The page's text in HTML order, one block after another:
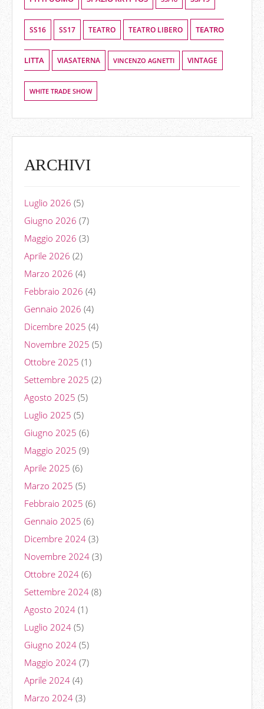
SS16 SS17 TEATRO TEATRO LIBERO TEATRO
LITTA VIASATERNA VINCENZO AGNETTI VINTAGE
WHITE TRADE SHOW
ARCHIVI
Luglio 2026 (5)
Giugno 2026 (7)
Maggio 2026 (3)
Aprile 2026 (2)
Marzo 2026 (4)
Febbraio 2026 (4)
Gennaio 2026 (4)
Dicembre 2025 (4)
Novembre 2025 (5)
Ottobre 2025 (1)
Settembre 2025 (2)
Agosto 2025 (5)
Luglio 2025 (5)
Giugno 2025 (6)
Maggio 2025 (9)
Aprile 2025 (6)
Marzo 2025 (5)
Febbraio 2025 (6)
Gennaio 2025 (6)
Dicembre 2024 (3)
Novembre 2024 (3)
Ottobre 2024 (6)
Settembre 2024 (8)
Agosto 2024 (1)
Luglio 2024 (5)
Giugno 2024 (5)
Maggio 2024 (7)
Aprile 2024 (4)
Marzo 2024 (3)